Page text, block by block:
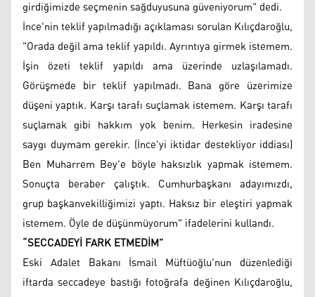
girdiğimizde seçmenin sağduyusuna güveniyorum" dedi.
İnce'nin teklif yapılmadığı açıklaması sorulan Kılıçdaroğlu,
"Orada değil ama teklif yapıldı. Ayrıntıya girmek istemem.
İşin özeti teklif yapıldı ama üzerinde uzlaşılamadı.
Görüşmede bir teklif yapılmadı. Bana göre üzerimize
düşeni yaptık. Karşı tarafı suçlamak istemem. Karşı tarafı
suçlamak gibi hakkım yok benim. Herkesin iradesine
saygı duymam gerekir. (İnce'yi iktidar destekliyor iddiası)
Ben Muharrem Bey'e böyle haksızlık yapmak istemem.
Sonuçta beraber çalıştık. Cumhurbaşkanı adayımızdı,
grup başkanvekilliğimizi yaptı. Haksız bir eleştiri yapmak
istemem. Öyle de düşünmüyorum" ifadelerini kullandı.
“SECCADEYİ FARK ETMEDİM”
Eski Adalet Bakanı İsmail Müftüoğlu'nun düzenlediği
iftarda seccadeye bastığı fotoğrafa değinen Kılıçdaroğlu,